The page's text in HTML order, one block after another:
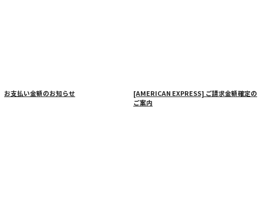
お支払い金額のお知らせ
[AMERICAN EXPRESS] ご請求金額確定の
ご案内